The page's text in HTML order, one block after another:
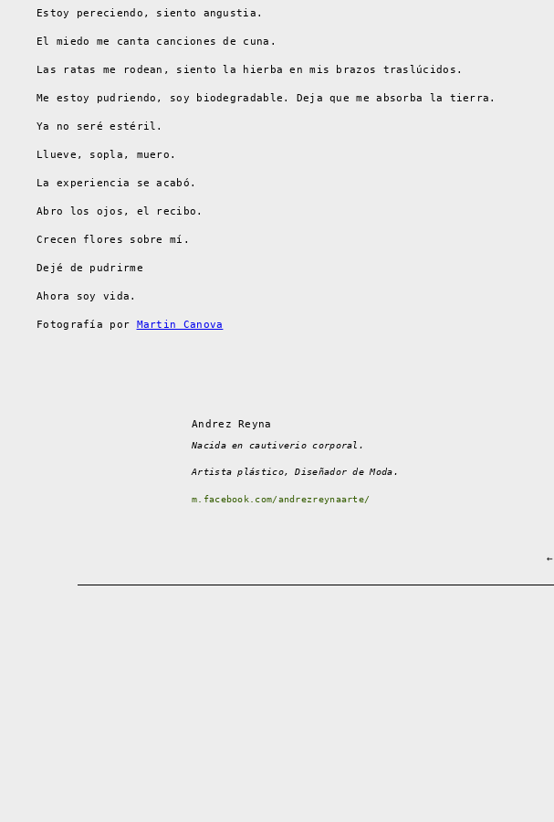
Estoy pereciendo, siento angustia.
El miedo me canta canciones de cuna.
Las ratas me rodean, siento la hierba en mis brazos traslúcidos.
Me estoy pudriendo, soy biodegradable. Deja que me absorba la tierra.
Ya no seré estéril.
Llueve, sopla, muero.
La experiencia se acabó.
Abro los ojos, el recibo.
Crecen flores sobre mí.
Dejé de pudrirme
Ahora soy vida.
Fotografía por Martin Canova
Andrez Reyna
Nacida en cautiverio corporal.
Artista plástico, Diseñador de Moda.
m.facebook.com/andrezreynaarte/
←